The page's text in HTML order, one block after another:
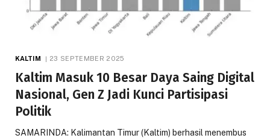
KALTIM 23 SEPTEMBER 2025
Kaltim Masuk 10 Besar Daya Saing Digital
Nasional, Gen Z Jadi Kunci Partisipasi
Politik
SAMARINDA: Kalimantan Timur (Kaltim) berhasil menembus